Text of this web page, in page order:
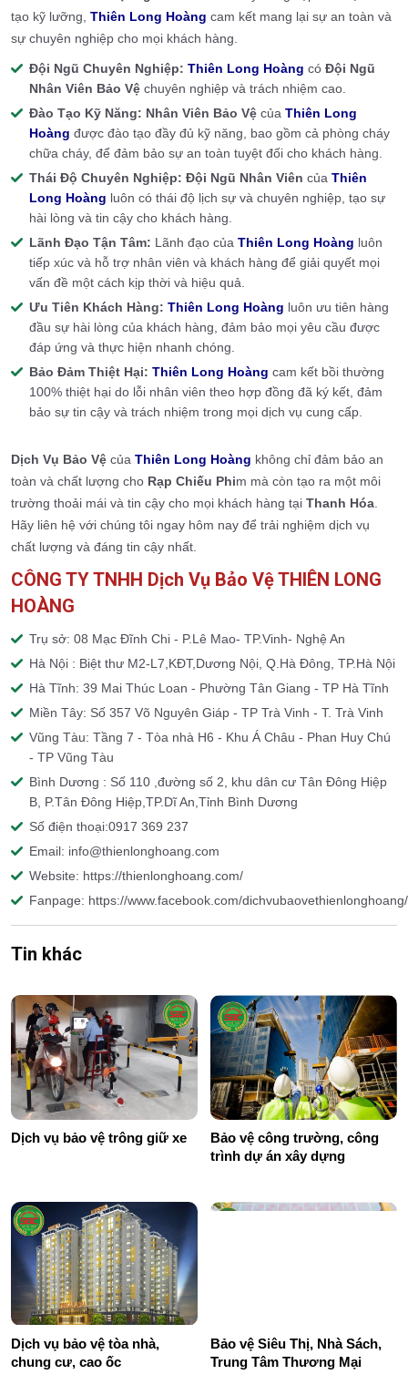
tạo kỹ lưỡng, Thiên Long Hoàng cam kết mang lại sự an toàn và
sự chuyên nghiệp cho mọi khách hàng.
Đội Ngũ Chuyên Nghiệp: Thiên Long Hoàng có Đội Ngũ
Nhân Viên Bảo Vệ chuyên nghiệp và trách nhiệm cao.
Đào Tạo Kỹ Năng: Nhân Viên Bảo Vệ của Thiên Long
Hoàng được đào tạo đầy đủ kỹ năng, bao gồm cả phòng cháy
chữa cháy, để đảm bảo sự an toàn tuyệt đối cho khách hàng.
Thái Độ Chuyên Nghiệp: Đội Ngũ Nhân Viên của Thiên
Long Hoàng luôn có thái độ lịch sự và chuyên nghiệp, tạo sự
hài lòng và tin cậy cho khách hàng.
Lãnh Đạo Tận Tâm: Lãnh đạo của Thiên Long Hoàng luôn
tiếp xúc và hỗ trợ nhân viên và khách hàng để giải quyết mọi
vấn đề một cách kịp thời và hiệu quả.
Ưu Tiên Khách Hàng: Thiên Long Hoàng luôn ưu tiên hàng
đầu sự hài lòng của khách hàng, đảm bảo mọi yêu cầu được
đáp ứng và thực hiện nhanh chóng.
Bảo Đảm Thiệt Hại: Thiên Long Hoàng cam kết bồi thường
100% thiệt hại do lỗi nhân viên theo hợp đồng đã ký kết, đảm
bảo sự tin cậy và trách nhiệm trong mọi dịch vụ cung cấp.
Dịch Vụ Bảo Vệ của Thiên Long Hoàng không chỉ đảm bảo an
toàn và chất lượng cho Rạp Chiếu Phim mà còn tạo ra một môi
trường thoải mái và tin cậy cho mọi khách hàng tại Thanh Hóa
Hãy liên hệ với chúng tôi ngay hôm nay để trải nghiệm dịch vụ
chất lượng và đáng tin cậy nhất.
CÔNG TY TNHH Dịch Vụ Bảo Vệ THIÊN LONG
HOÀNG
Trụ sở: 08 Mạc Đĩnh Chi - P.Lê Mao- TP.Vinh- Nghệ An
Hà Nội : Biệt thư M2-L7,KĐT,Dương Nội, Q.Hà Đông, TP.Hà Nội
Hà Tĩnh: 39 Mai Thúc Loan - Phường Tân Giang - TP Hà Tĩnh
Miền Tây: Số 357 Võ Nguyên Giáp - TP Trà Vinh - T. Trà Vinh
Vũng Tàu: Tầng 7 - Tòa nhà H6 - Khu Á Châu - Phan Huy Chú
- TP Vũng Tàu
Bình Dương : Số 110 ,đường số 2, khu dân cư Tân Đông Hiệp
B, P.Tân Đông Hiệp,TP.Dĩ An,Tỉnh Bình Dương
Số điện thoại:0917 369 237
Email: info@thienlonghoang.com
Website: https://thienlonghoang.com/
Fanpage: https://www.facebook.com/dichvubaovethienlonghoang/
Tin khác
Dịch vụ bảo vệ trông giữ xe
Bảo vệ công trường, công
trình dự án xây dựng
Dịch vụ bảo vệ tòa nhà,
chung cư, cao ốc
Bảo vệ Siêu Thị, Nhà Sách,
Trung Tâm Thương Mại